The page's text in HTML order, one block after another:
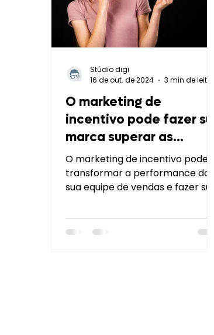
O marketing de
incentivo pode fazer sua
marca superar as
expectativas na Black
Friday 2024!
O marketing de incentivo pode
transformar a performance da
sua equipe de vendas e fazer sua
Black Friday.
Stúdio digi
16 de out. de 2024